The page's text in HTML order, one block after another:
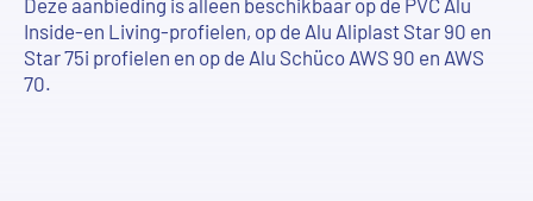
Deze aanbieding is alleen beschikbaar op de PVC Alu
Inside-en Living-profielen, op de Alu Aliplast Star 90 en
Star 75i profielen en op de Alu Schüco AWS 90 en AWS
70.